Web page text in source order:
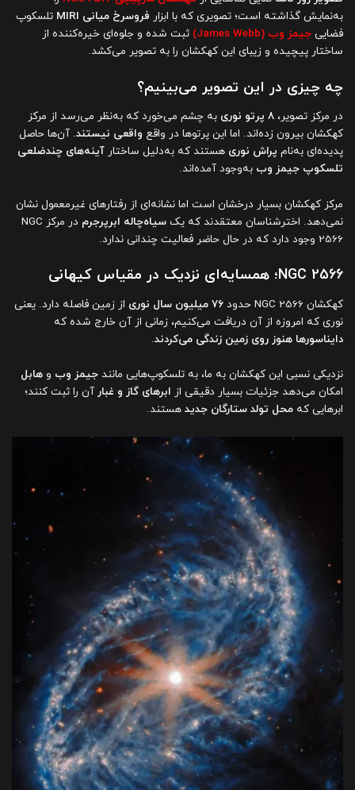
به‌نمایش گذاشته است؛ تصویری که با ابزار فروسرخ میانی MIRI
تلسکوپ
فضایی جیمز وب (James Webb)
ثبت شده و جلوه‌ای خیره‌کننده از
ساختار پیچیده و زیبای این کهکشان را به تصویر می‌کشد.
چه چیزی در این تصویر می‌بینیم؟
در مرکز تصویر، ۸ پرتو نوری
به چشم می‌خورد که به‌نظر می‌رسد از مرکز
کهکشان بیرون زده‌اند. اما این پرتوها در واقع واقعی نیستند. آن‌ها حاصل
پدیده‌ای به‌نام پراش نوری هستند که به‌دلیل ساختار آینه‌های چندضلعی
تلسکوپ جیمز وب به‌وجود آمده‌اند.
مرکز کهکشان بسیار درخشان است اما نشانه‌ای از رفتارهای غیرمعمول نشان
نمی‌دهد. اخترشناسان معتقدند که یک سیاه‌چاله ابرپرجرم
در مرکز NGC
2566 وجود دارد که در حال حاضر فعالیت چندانی ندارد.
NGC 2566؛ همسایه‌ای نزدیک در مقیاس کیهانی
کهکشان NGC 2566 حدود ۷۶ میلیون سال نوری
از زمین فاصله دارد. یعنی
نوری که امروزه از آن دریافت می‌کنیم، زمانی از آن خارج شده که
دایناسورها هنوز روی زمین زندگی می‌کردند.
نزدیکی نسبی این کهکشان به ما، به تلسکوپ‌هایی مانند جیمز وب و هابل
امکان می‌دهد جزئیات بسیار دقیقی از ابرهای گاز و غبار آن را ثبت کنند؛
ابرهایی که محل تولد ستارگان جدید هستند.